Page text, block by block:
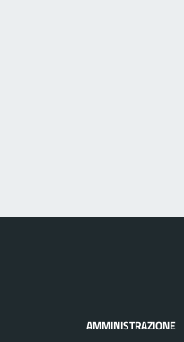
AMMINISTRAZIONE